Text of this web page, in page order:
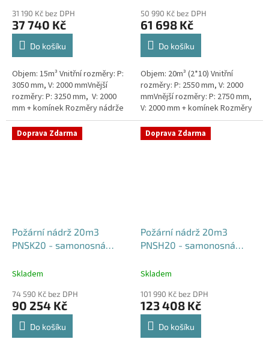
31 190 Kč bez DPH
37 740 Kč
Do košíku
Objem: 15m³ Vnitřní rozměry: P:
3050 mm, V: 2000 mmVnější
rozměry: P: 3250 mm, V: 2000
mm + komínek Rozměry nádrže
možno jakkoliv upravit -
vyrobíme nádrž na míru!Nádrž...
50 990 Kč bez DPH
61 698 Kč
Do košíku
Objem: 20m³ (2*10) Vnitřní
rozměry: P: 2550 mm, V: 2000
mmVnější rozměry: P: 2750 mm,
V: 2000 mm + komínek Rozměry
nádrže možno jakkoliv upravit -
vyrobíme nádrž na...
Doprava Zdarma
Požární nádrž 20m3
PNSK20 - samonosná
Skladem
74 590 Kč bez DPH
90 254 Kč
Do košíku
Doprava Zdarma
Požární nádrž 20m3
PNSH20 - samonosná
Skladem
101 990 Kč bez DPH
123 408 Kč
Do košíku